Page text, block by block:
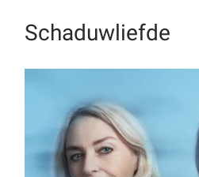
Schaduwliefde